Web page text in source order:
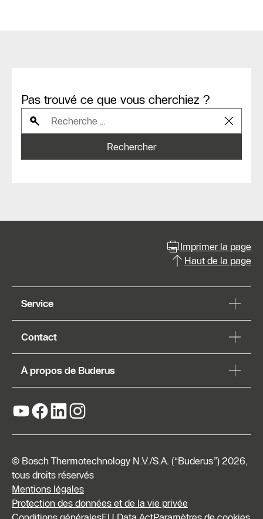
Pas trouvé ce que vous cherchiez ?
Rechercher
Imprimer la page
Haut de la page
Service
Contact
À propos de Buderus
© Bosch Thermotechnology N.V./S.A. (“Buderus”) 2026,
tous droits réservés
Mentions légales
Protection des données et de la vie privée